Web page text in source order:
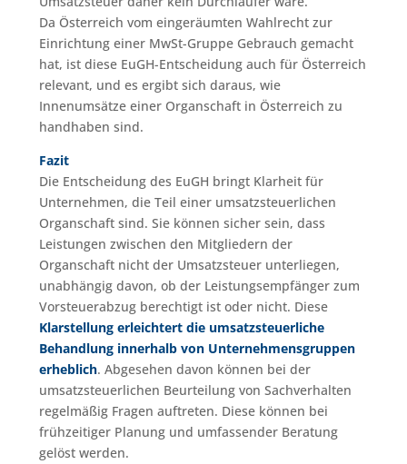
Da Österreich vom eingeräumten Wahlrecht zur
Einrichtung einer MwSt-Gruppe Gebrauch gemacht
hat, ist diese EuGH-Entscheidung auch für Österreich
relevant, und es ergibt sich daraus, wie
Innenumsätze einer Organschaft in Österreich zu
handhaben sind.
Fazit
Die Entscheidung des EuGH bringt Klarheit für
Unternehmen, die Teil einer umsatzsteuerlichen
Organschaft sind. Sie können sicher sein, dass
Leistungen zwischen den Mitgliedern der
Organschaft nicht der Umsatzsteuer unterliegen,
unabhängig davon, ob der Leistungsempfänger zum
Vorsteuerabzug berechtigt ist oder nicht. Diese
Klarstellung erleichtert die umsatzsteuerliche
Behandlung innerhalb von Unternehmensgruppen
erheblich. Abgesehen davon können bei der
umsatzsteuerlichen Beurteilung von Sachverhalten
regelmäßig Fragen auftreten. Diese können bei
frühzeitiger Planung und umfassender Beratung
gelöst werden.